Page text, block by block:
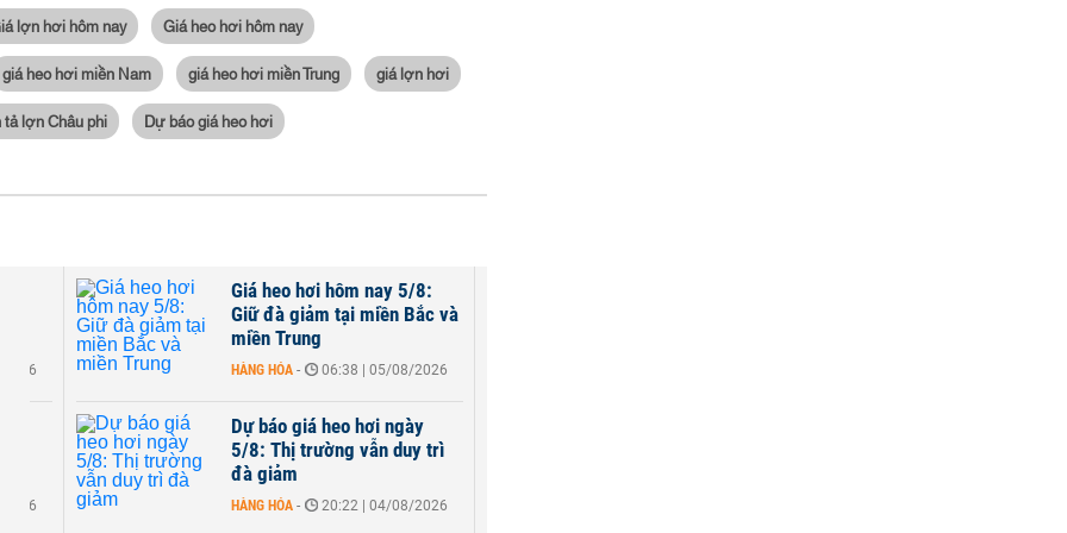
lợn hơi hôm nay Giá heo hơi hôm nay
giá heo hơi miền Nam giá heo hơi miền Trung giá lợn hơi
tả lợn Châu phi Dự báo giá heo hơi
2026
2026
Giá heo hơi hôm nay 5/8:
Giữ đà giảm tại miền Bắc và
miền Trung
HÀNG HÓA - 06:38 | 05/08/2026
Dự báo giá heo hơi ngày
5/8: Thị trường vẫn duy trì
đà giảm
HÀNG HÓA - 20:22 | 04/08/2026